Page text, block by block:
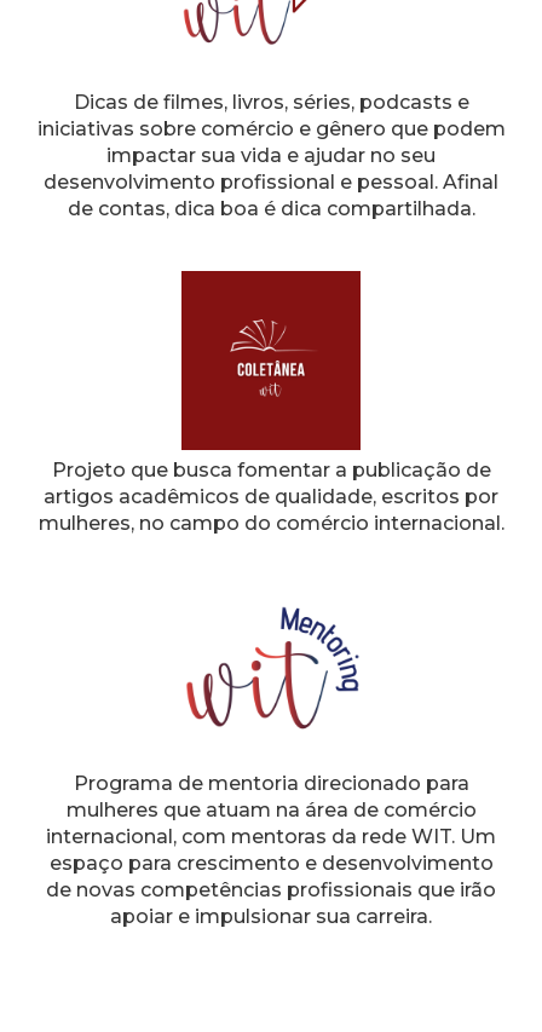
Dicas de filmes, livros, séries, podcasts e
iniciativas sobre comércio e gênero que podem
impactar sua vida e ajudar no seu
desenvolvimento profissional e pessoal. Afinal
de contas, dica boa é dica compartilhada.
Projeto que busca fomentar a publicação de
artigos acadêmicos de qualidade, escritos por
mulheres, no campo do comércio internacional.
Programa de mentoria direcionado para
mulheres que atuam na área de comércio
internacional, com mentoras da rede WIT. Um
espaço para crescimento e desenvolvimento
de novas competências profissionais que irão
apoiar e impulsionar sua carreira.